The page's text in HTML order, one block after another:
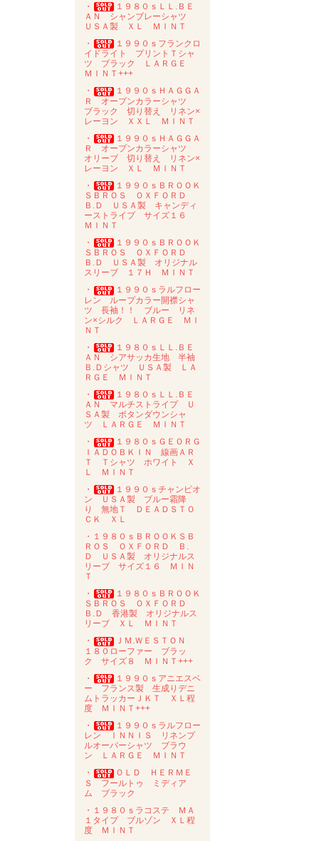
・
１９８０ｓＬＬ.ＢＥ
ＡＮ シャンブレーシャツ
ＵＳＡ製 ＸＬ ＭＩＮＴ
・
１９９０ｓフランクロ
イドライト プリントＴシャ
ツ ブラック ＬＡＲＧＥ
ＭＩＮＴ+++
・
１９９０ｓＨＡＧＧＡ
Ｒ オープンカラーシャツ
ブラック 切り替え リネン×
レーヨン ＸＸＬ ＭＩＮＴ
・
１９９０ｓＨＡＧＧＡ
Ｒ オープンカラーシャツ
オリーブ 切り替え リネン×
レーヨン ＸＬ ＭＩＮＴ
・
１９９０ｓＢＲＯＯＫ
ＳＢＲＯＳ ＯＸＦＯＲＤ
Ｂ.Ｄ ＵＳＡ製 キャンディ
ーストライプ サイズ１６
ＭＩＮＴ
・
１９９０ｓＢＲＯＯＫ
ＳＢＲＯＳ ＯＸＦＯＲＤ
Ｂ.Ｄ ＵＳＡ製 オリジナル
スリーブ １７Ｈ ＭＩＮＴ
・
１９９０ｓラルフロー
レン ループカラー開襟シャ
ツ 長袖！！ ブルー リネ
ン×シルク ＬＡＲＧＥ ＭＩ
ＮＴ
・
１９８０ｓＬＬ.ＢＥ
ＡＮ シアサッカ生地 半袖
Ｂ.Ｄシャツ ＵＳＡ製 ＬＡ
ＲＧＥ ＭＩＮＴ
・
１９８０ｓＬＬ.ＢＥ
ＡＮ マルチストライプ Ｕ
ＳＡ製 ボタンダウンシャ
ツ ＬＡＲＧＥ ＭＩＮＴ
・
１９８０ｓＧＥＯＲＧ
ＩＡＤＯＢＫＩＮ 線画ＡＲ
Ｔ Ｔシャツ ホワイト Ｘ
Ｌ ＭＩＮＴ
・
１９９０ｓチャンピオ
ン ＵＳＡ製 ブルー霜降
り 無地Ｔ ＤＥＡＤＳＴＯ
ＣＫ ＸＬ
・１９８０ｓＢＲＯＯＫＳＢ
ＲＯＳ ＯＸＦＯＲＤ Ｂ.
Ｄ ＵＳＡ製 オリジナルス
リーブ サイズ１６ ＭＩＮ
Ｔ
・
１９８０ｓＢＲＯＯＫ
ＳＢＲＯＳ ＯＸＦＯＲＤ
Ｂ.Ｄ 香港製 オリジナルス
リーブ ＸＬ ＭＩＮＴ
・
ＪＭ.ＷＥＳＴＯＮ
１８０ローファー ブラッ
ク サイズ８ ＭＩＮＴ+++
・
１９９０ｓアニエスベ
ー フランス製 生成りデニ
ムトラッカーＪＫＴ ＸＬ程
度 ＭＩＮＴ+++
・
１９９０ｓラルフロー
レン ＩＮＮＩＳ リネンプ
ルオーバーシャツ ブラウ
ン ＬＡＲＧＥ ＭＩＮＴ
・
ＯＬＤ ＨＥＲＭＥ
Ｓ フールトゥ ミディア
ム ブラック
・１９８０ｓラコステ ＭＡ
１タイプ ブルゾン ＸＬ程
度 ＭＩＮＴ